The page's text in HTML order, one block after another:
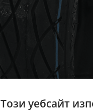
Този уебсайт